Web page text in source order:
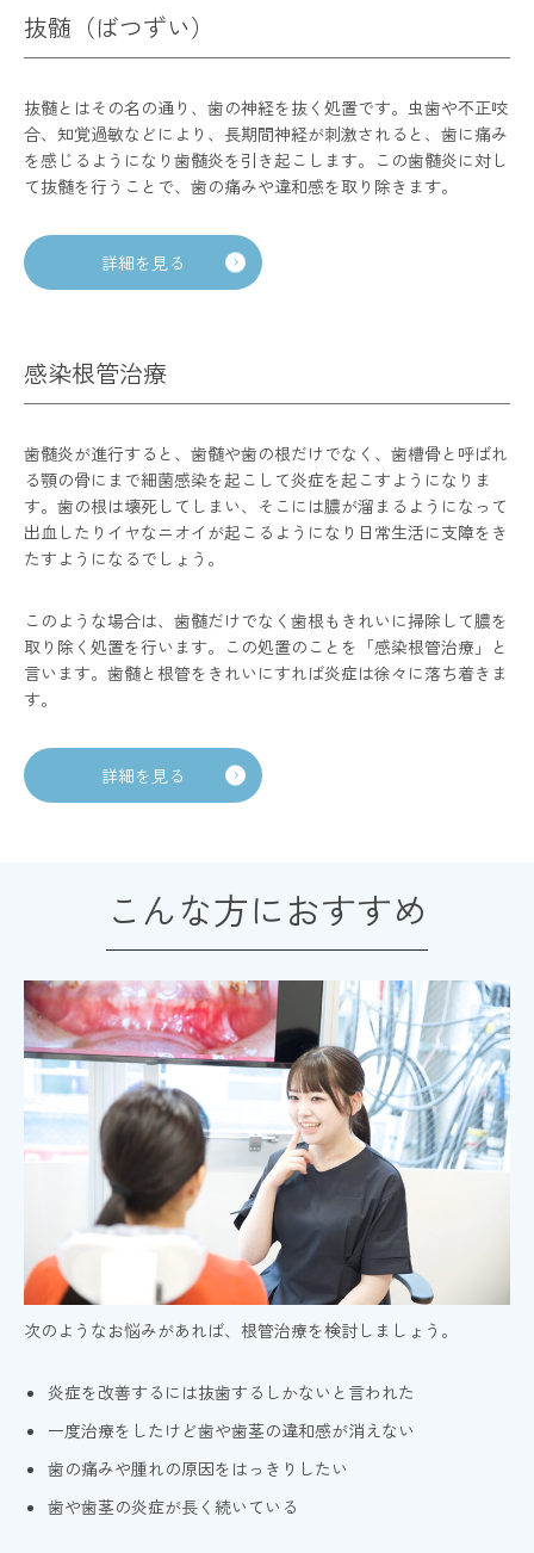
抜髄（ばつずい）
抜髄とはその名の通り、歯の神経を抜く処置です。虫歯や不正咬
合、知覚過敏などにより、長期間神経が刺激されると、歯に痛み
を感じるようになり歯髄炎を引き起こします。この歯髄炎に対し
て抜髄を行うことで、歯の痛みや違和感を取り除きます。
詳細を見る
感染根管治療
歯髄炎が進行すると、歯髄や歯の根だけでなく、歯槽骨と呼ばれ
る顎の骨にまで細菌感染を起こして炎症を起こすようになりま
す。歯の根は壊死してしまい、そこには膿が溜まるようになって
出血したりイヤなニオイが起こるようになり日常生活に支障をき
たすようになるでしょう。
このような場合は、歯髄だけでなく歯根もきれいに掃除して膿を
取り除く処置を行います。この処置のことを「感染根管治療」と
言います。歯髄と根管をきれいにすれば炎症は徐々に落ち着きま
す。
詳細を見る
こんな方におすすめ
次のようなお悩みがあれば、根管治療を検討しましょう。
炎症を改善するには抜歯するしかないと言われた
一度治療をしたけど歯や歯茎の違和感が消えない
歯の痛みや腫れの原因をはっきりしたい
歯や歯茎の炎症が長く続いている